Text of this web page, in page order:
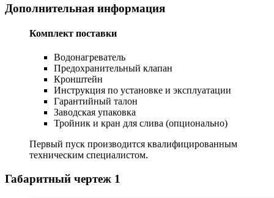
Дополнительная информация
Комплект поставки
Водонагреватель
Предохранительный клапан
Кронштейн
Инструкция по установке и эксплуатации
Гарантийный талон
Заводская упаковка
Тройник и кран для слива (опционально)
Первый пуск производится квалифицированным
техническим специалистом.
Габаритный чертеж 1